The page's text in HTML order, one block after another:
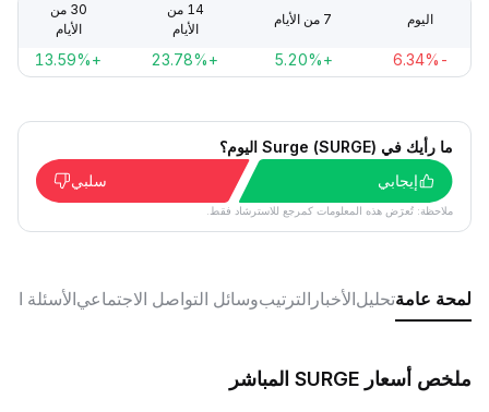
اليوم 7 من الأيام
14 من
الأيام
30 من
الأيام
-6.34%
+5.20%
+23.78%
+13.59%
ما رأيك في Surge (SURGE) اليوم؟
إيجابي
سلبي
ملاحظة: تُعرَض هذه المعلومات كمرجع للاسترشاد فقط.
لمحة عامةتحليلالأخبار الترتيبوسائل التواصل الاجتماعيالأسئلة
ملخص أسعار SURGE المباشر